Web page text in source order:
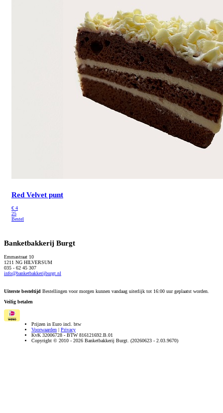
Red Velvet punt
€ 4
25
Bestel
Banketbakkerij Burgt
Emmastraat 10
1211 NG HILVERSUM
035 - 62 45 307
info@banketbakkerijburgt.nl
Uiterste besteltijd Bestellingen voor morgen kunnen vandaag uiterlijk tot 16:00 uur geplaatst worden.
Veilig betalen
Prijzen in Euro incl. btw
Voorwaarden | Privacy
KvK 32006728 - BTW 816121692.B.01
Copyright © 2010 - 2026 Banketbakkerij Burgt. (20260623 - 2.03.9670)